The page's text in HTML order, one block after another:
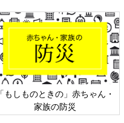
「もしものときの」赤ちゃん・
家族の防災